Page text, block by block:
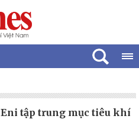
Eni tập trung mục tiêu khí